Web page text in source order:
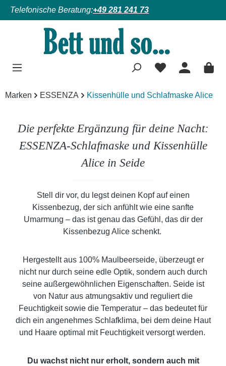
Zum Hauptinhalt springen
Telefonische Beratung:+49 281 241 73
Marken ESSENZA Kissenhülle und Schlafmaske Alice
Die perfekte Ergänzung für deine Nacht:
ESSENZA-Schlafmaske und Kissenhülle
Alice in Seide
Stell dir vor, du legst deinen Kopf auf einen
Kissenbezug, der sich anfühlt wie eine sanfte
Umarmung – das ist genau das Gefühl, das dir der
Kissenbezug Alice schenkt.
Hergestellt aus 100% Maulbeerseide, überzeugt er
nicht nur durch seine edle Optik, sondern auch durch
seine außergewöhnlichen Eigenschaften. Seide ist
von Natur aus atmungsaktiv und reguliert die
Feuchtigkeit sowie die Temperatur – das bedeutet für
dich ein angenehmes Schlafklima, bei dem deine Haut
und Haare optimal mit Feuchtigkeit versorgt werden.
Du wachst nicht nur erholt, sondern auch mit